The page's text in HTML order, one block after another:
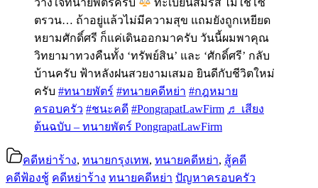
ตรวน… ถ้าอยู่แล้วไม่มีความสุข แถมยังถูกเหยียด
หยามศักดิ์ศรี ก็แค่เดินออกมาครับ วันนี้ผมพาคุณ
วิทยามาทวงคืนทั้ง ‘ทรัพย์สิน’ และ ‘ศักดิ์ศรี’ กลับ
บ้านครับ ฟ้าหลังฝนสวยงามเสมอ ยินดีกับชีวิตใหม่
ครับ #ทนายพัตร์ #ทนายคดีหย่า #กฎหมาย
ครอบครัว #ชนะคดี #PongrapatLawFirm ♬ เสียง
ต้นฉบับ – ทนายพัตร์ PongrapatLawFirm
คดีหย่าร้าง, ทนายกรุงเทพ, ทนายคดีหย่า, สู้คดี
คดีฟ้องชู้ คดีหย่าร้าง ทนายคดีหย่า ปัญหาครอบครัว